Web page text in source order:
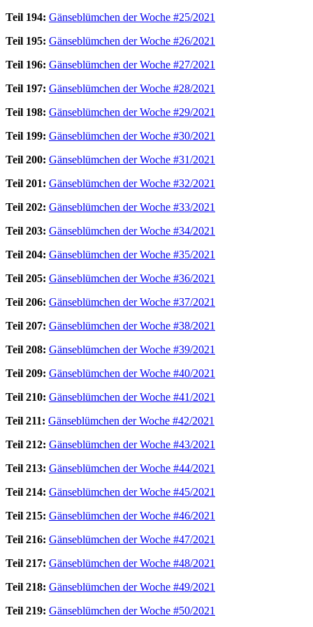
Teil 194: Gänseblümchen der Woche #25/2021
Teil 195: Gänseblümchen der Woche #26/2021
Teil 196: Gänseblümchen der Woche #27/2021
Teil 197: Gänseblümchen der Woche #28/2021
Teil 198: Gänseblümchen der Woche #29/2021
Teil 199: Gänseblümchen der Woche #30/2021
Teil 200: Gänseblümchen der Woche #31/2021
Teil 201: Gänseblümchen der Woche #32/2021
Teil 202: Gänseblümchen der Woche #33/2021
Teil 203: Gänseblümchen der Woche #34/2021
Teil 204: Gänseblümchen der Woche #35/2021
Teil 205: Gänseblümchen der Woche #36/2021
Teil 206: Gänseblümchen der Woche #37/2021
Teil 207: Gänseblümchen der Woche #38/2021
Teil 208: Gänseblümchen der Woche #39/2021
Teil 209: Gänseblümchen der Woche #40/2021
Teil 210: Gänseblümchen der Woche #41/2021
Teil 211: Gänseblümchen der Woche #42/2021
Teil 212: Gänseblümchen der Woche #43/2021
Teil 213: Gänseblümchen der Woche #44/2021
Teil 214: Gänseblümchen der Woche #45/2021
Teil 215: Gänseblümchen der Woche #46/2021
Teil 216: Gänseblümchen der Woche #47/2021
Teil 217: Gänseblümchen der Woche #48/2021
Teil 218: Gänseblümchen der Woche #49/2021
Teil 219: Gänseblümchen der Woche #50/2021